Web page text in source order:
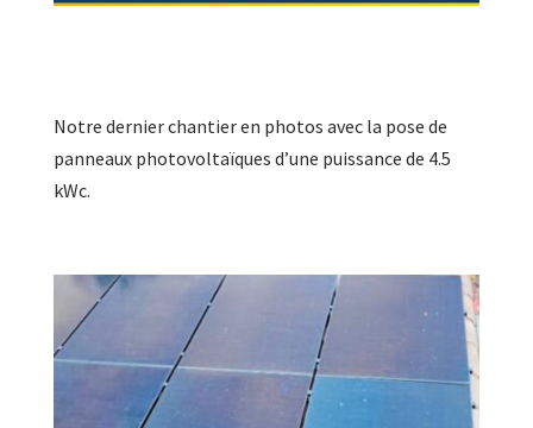
Notre dernier chantier en photos avec la pose de
panneaux photovoltaïques d’une puissance de 4.5
kWc.